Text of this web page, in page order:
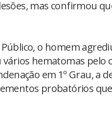
mas confirmou
o homem
vários hematomas pelo
em 1º Grau, a
probatórios